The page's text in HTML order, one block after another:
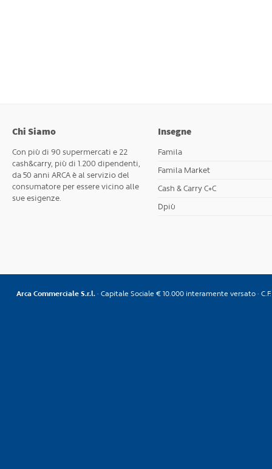
Chi Siamo
Con più di 90 supermercati e 22
cash&carry, più di 1.200 dipendenti,
da 50 anni ARCA è al servizio del
consumatore per essere vicino alle
sue esigenze.
Insegne
Famila
Famila Market
Cash & Carry C+C
Dpiù
Arca Commerciale S.r.l. · Capitale Sociale € 10.000 interamente versato ·